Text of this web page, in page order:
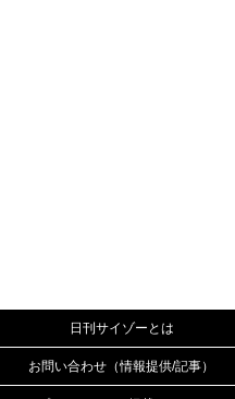
日刊サイゾーとは
お問い合わせ（情報提供/記事）